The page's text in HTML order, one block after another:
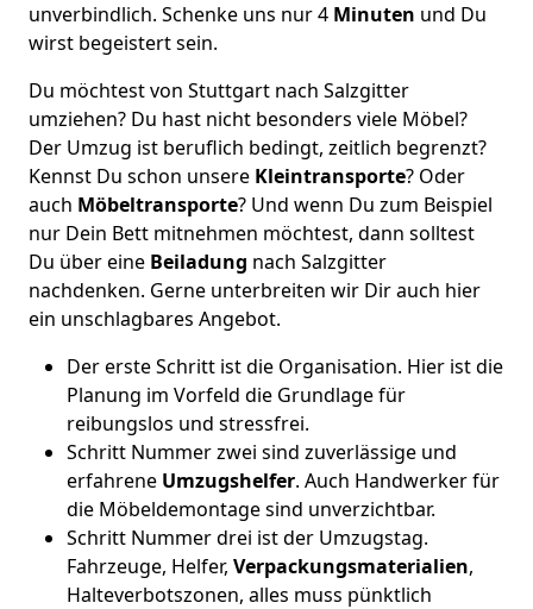
unverbindlich. Schenke uns nur 4 Minuten und Du
wirst begeistert sein.
Du möchtest von Stuttgart nach Salzgitter
umziehen? Du hast nicht besonders viele Möbel?
Der Umzug ist beruflich bedingt, zeitlich begrenzt?
Kennst Du schon unsere Kleintransporte? Oder
auch Möbeltransporte? Und wenn Du zum Beispiel
nur Dein Bett mitnehmen möchtest, dann solltest
Du über eine Beiladung nach Salzgitter
nachdenken. Gerne unterbreiten wir Dir auch hier
ein unschlagbares Angebot.
Der erste Schritt ist die Organisation. Hier ist die
Planung im Vorfeld die Grundlage für
reibungslos und stressfrei.
Schritt Nummer zwei sind zuverlässige und
erfahrene Umzugshelfer. Auch Handwerker für
die Möbeldemontage sind unverzichtbar.
Schritt Nummer drei ist der Umzugstag.
Fahrzeuge, Helfer, Verpackungsmaterialien,
Halteverbotszonen, alles muss pünktlich